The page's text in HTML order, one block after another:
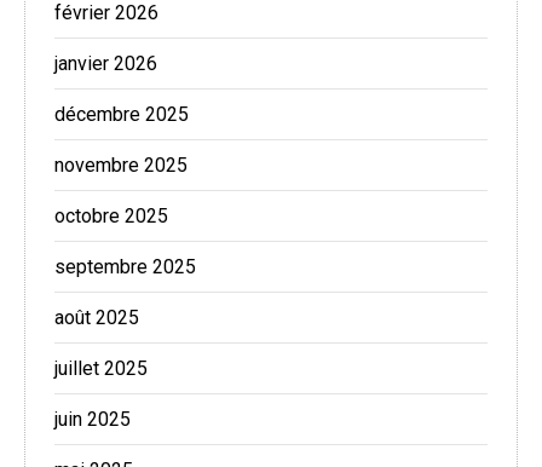
février 2026
janvier 2026
décembre 2025
novembre 2025
octobre 2025
septembre 2025
août 2025
juillet 2025
juin 2025